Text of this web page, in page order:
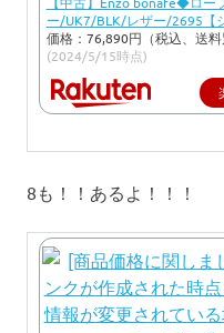
ー/UK7/BLK/レザー/2695【
価格：76,890円（税込、送料
(2024/5/15時点)
8も！！あるよ！！！